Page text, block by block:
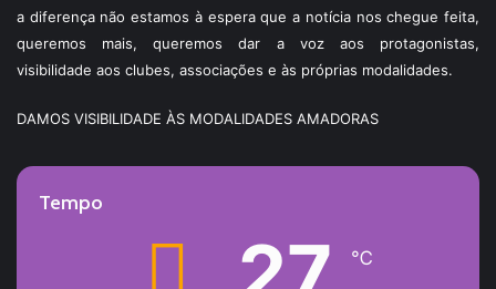
a diferença não estamos à espera que a notícia nos chegue feita,
queremos mais, queremos dar a voz aos protagonistas,
visibilidade aos clubes, associações e às próprias modalidades.
DAMOS VISIBILIDADE ÀS MODALIDADES AMADORAS
Tempo
℃